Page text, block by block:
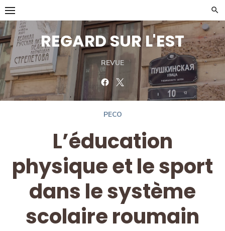
Skip
to
content
REGARD SUR L'EST
REVUE
FacebookTwitter
PECO
L’éducation
physique et le sport
dans le système
scolaire roumain